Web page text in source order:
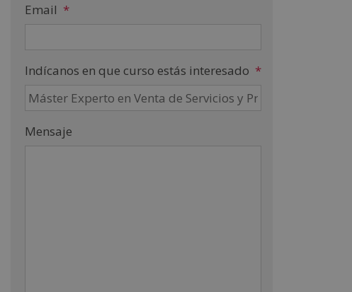
Email *
Indícanos en que curso estás interesado *
Mensaje